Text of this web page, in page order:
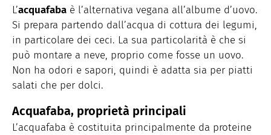
L’acquafaba è l’alternativa vegana all’albume d’uovo.
Si prepara partendo dall’acqua di cottura dei legumi,
in particolare dei ceci. La sua particolarità è che si
può montare a neve, proprio come fosse un uovo.
Non ha odori e sapori, quindi è adatta sia per piatti
salati che per dolci.
Acquafaba, proprietà principali
L’acquafaba è costituita principalmente da proteine